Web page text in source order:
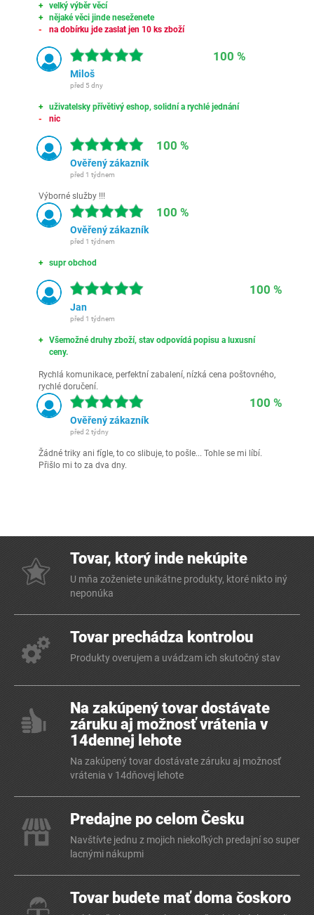
velký výběr věcí
nějaké věci jinde neseženete
na dobírku jde zaslat jen 10 ks zboží
100 %
Miloš
před 5 dny
uživatelsky přívětivý eshop, solidní a rychlé jednání
nic
100 %
Ověřený zákazník
před 1 týdnem
Výborné služby !!!
100 %
Ověřený zákazník
před 1 týdnem
supr obchod
100 %
Jan
před 1 týdnem
Všemožné druhy zboží, stav odpovídá popisu a luxusní
ceny.
Rychlá komunikace, perfektní zabalení, nízká cena poštovného,
rychlé doručení.
100 %
Ověřený zákazník
před 2 týdny
Žádné triky ani fígle, to co slibuje, to pošle... Tohle se mi líbí.
Přišlo mi to za dva dny.
Tovar, ktorý inde nekúpite
U mňa zoženiete unikátne produkty, ktoré nikto iný
neponúka
Tovar prechádza kontrolou
Produkty overujem a uvádzam ich skutočný stav
Na zakúpený tovar dostávate
záruku aj možnosť vrátenia v
14dennej lehote
Na zakúpený tovar dostávate záruku aj možnosť
vrátenia v 14dňovej lehote
Predajne po celom Česku
Navštívte jednu z mojich niekoľkých predajní so super
lacnými nákupmi
Tovar budete mať doma čoskoro